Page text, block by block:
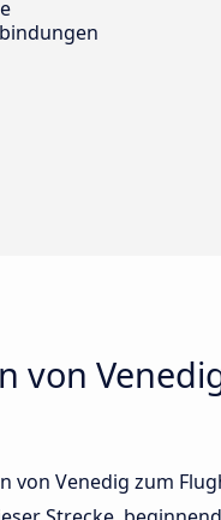
von
von Venedig zum